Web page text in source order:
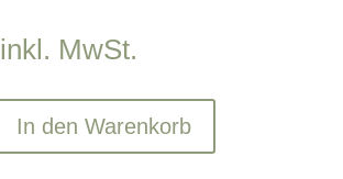
inkl. MwSt.
In den Warenkorb